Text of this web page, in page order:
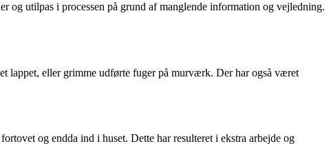
utilpas i processen på grund af manglende information og vejledning.
lappet, eller grimme udførte fuger på murværk. Der har også været
og endda ind i huset. Dette har resulteret i ekstra arbejde og